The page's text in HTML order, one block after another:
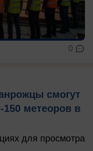
0
смогут
150 метеоров в
для просмотра